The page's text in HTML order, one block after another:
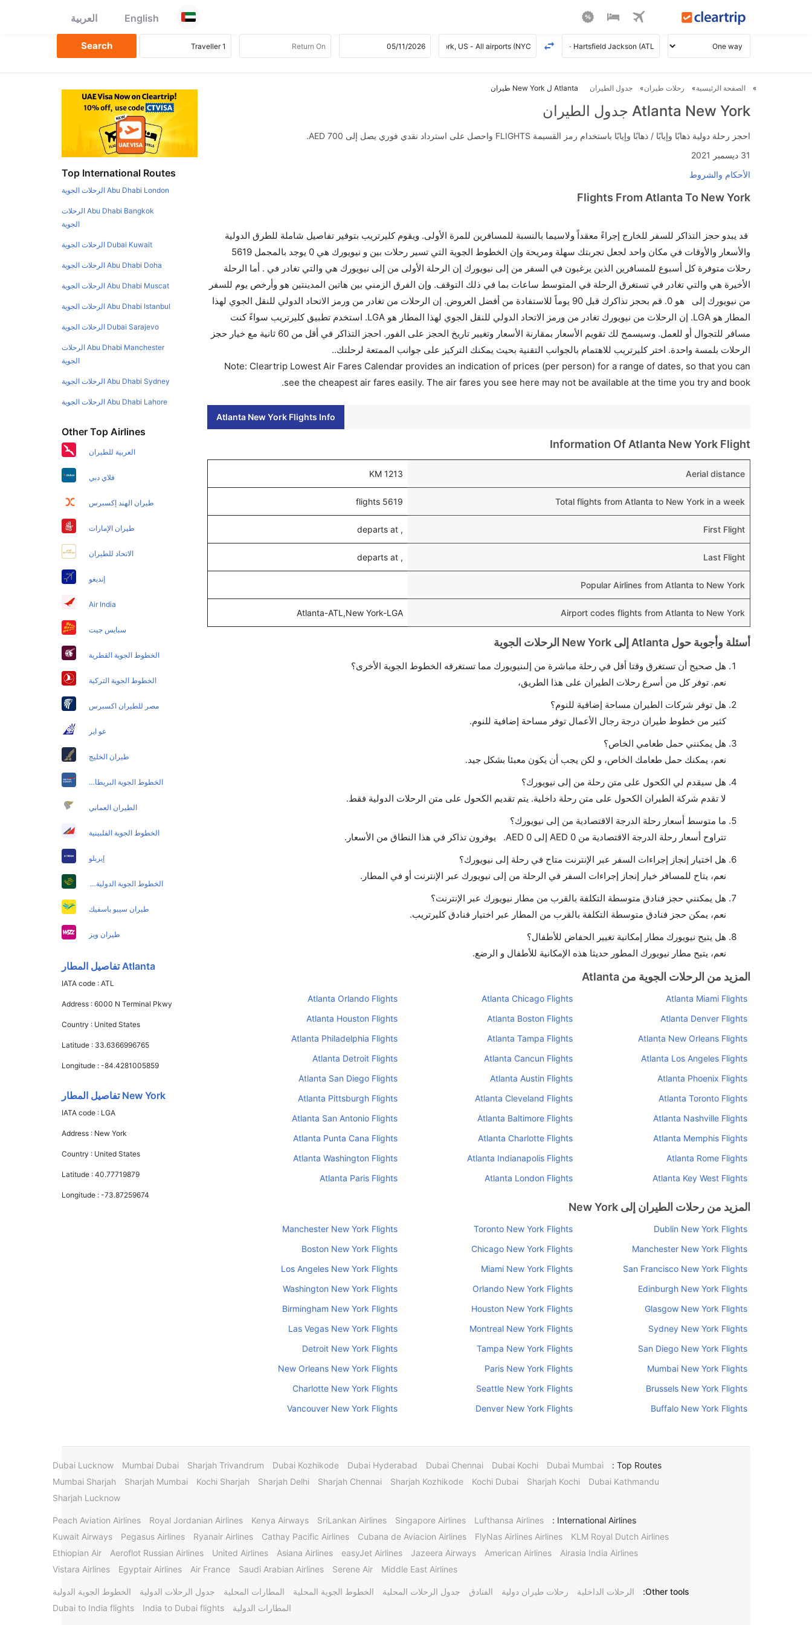
English العربية
الصفحة الرئيسية رحلات طيران جدول الطيران Atlanta ل New York طيران
Atlanta New York جدول الطيران
احجز رحلة دولية ذهابًا وإيابًا / ذهابًا وإيابًا باستخدام رمز القسيمة FLIGHTS واحصل على استرداد نقدي فوري يصل إلى AED 700.
31 ديسمبر 2021
الأحكام والشروط
Flights From Atlanta To New York
قد يبدو حجز التذاكر للسفر للخارج إجراءً معقداً ولاسيما بالنسبة للمسافرين للمرة الأولى. ويقوم كليرتريب بتوفير تفاصيل شاملة للطرق الدولية
والأسعار والأوقات في مكان واحد لجعل تجربتك سهلة ومريحة وإن الخطوط الجوية التي تسير رحلات بين و نيويورك هي 0 يوجد بالمجمل 5619
رحلات متوفرة كل أسبوع للمسافرين الذين يرغبون في السفر من إلى نيويورك إن الرحلة الأولى من إلى نيويورك هي والتي تغادر في . أما الرحلة
الأخيرة هي والتي تغادر في تستغرق الرحلة في المتوسط ساعات بما في ذلك التوقف. وإن الفرق الزمني بين هاتين المدينتين هو وأرخص يوم للسفر
من نيويورك إلى هو 0. قم بحجز تذاكرك قبل 90 يوماً للاستفادة من أفضل العروض. إن الرحلات من تغادر من ورمز الاتحاد الدولي للنقل الجوي لهذا
المطار هو LGA. إن الرحلات من نيويورك تغادر من ورمز الاتحاد الدولي للنقل الجوي لهذا المطار هو LGA. استخدم تطبيق كليرتريب سواءً كنت
مسافر للتجوال أو للعمل. وسيسمح لك تقويم الأسعار بمقارنة الأسعار وتغيير تاريخ الحجز على الفور. احجز التذاكر في أقل من 60 ثانية مع خيار حجز
الرحلات بلمسة واحدة. اختر كليرتريب للاهتمام بالجوانب التقنية بحيث يمكنك التركيز على جوانب الممتعة لرحلتك..
Note: Cleartrip Lowest Air Fares Calendar provides an indication of prices (per person) for a range of dates, so that you can
see the cheapest air fares easily. The air fares you see here may not be available at the time you try and book.
Atlanta New York Flights Info
Information Of Atlanta New York Flight
Aerial distance
1213 KM
Total flights from Atlanta to New York in a week
5619 flights
First Flight
, departs at
Last Flight
, departs at
Popular Airlines from Atlanta to New York
Airport codes flights from Atlanta to New York
Atlanta-ATL,New York-LGA
أسئلة وأجوبة حول Atlanta إلى New York الرحلات الجوية
هل صحيح أن تستغرق وقتا أقل في رحلة مباشرة من إلىنيويورك مما تستغرقه الخطوط الجوية الأخرى؟
نعم. توفر كل من أسرع رحلات الطيران على هذا الطريق،
هل توفر شركات الطيران مساحة إضافية للنوم؟
كثير من خطوط طيران درجة رجال الأعمال توفر مساحة إضافية للنوم.
هل يمكنني حمل طعامي الخاص؟
نعم، يمكنك حمل طعامك الخاص، و لكن يجب أن يكون معبئا بشكل جيد.
هل سيقدم لي الكحول على متن رحلة من إلى نيويورك؟
لا تقدم شركة الطيران الكحول على متن رحلة داخلية. يتم تقديم الكحول على متن الرحلات الدولية فقط.
ما متوسط أسعار رحلة الدرجة الاقتصادية من إلى نيويورك؟
تتراوح أسعار رحلة الدرجة الاقتصادية من AED 0 إلى AED 0. يوفرون تذاكر في هذا النطاق من الأسعار.
هل اختيار إنجاز إجراءات السفر عبر الإنترنت متاح في رحلة إلى نيويورك؟
نعم، يتاح للمسافر خيار إنجاز إجراءات السفر في الرحلة من إلى نيويورك عبر الإنترنت أو في المطار.
هل يمكنني حجز فنادق متوسطة التكلفة بالقرب من مطار نيويورك عبر الإنترنت؟
نعم، يمكن حجز فنادق متوسطة التكلفة بالقرب من المطار عبر اختيار فنادق كليرتريب.
هل يتيح نيويورك مطار إمكانية تغيير الحفاض للأطفال؟
نعم، يتيح مطار نيويورك المطور حديثا هذه الإمكانية للأطفال و الرضع.
المزيد من الرحلات الجوية من Atlanta
Atlanta Miami Flights
Atlanta Chicago Flights
Atlanta Orlando Flights
Atlanta Denver Flights
Atlanta Boston Flights
Atlanta Houston Flights
Atlanta New Orleans Flights
Atlanta Tampa Flights
Atlanta Philadelphia Flights
Atlanta Los Angeles Flights
Atlanta Cancun Flights
Atlanta Detroit Flights
Atlanta Phoenix Flights
Atlanta Austin Flights
Atlanta San Diego Flights
Atlanta Toronto Flights
Atlanta Cleveland Flights
Atlanta Pittsburgh Flights
Atlanta Nashville Flights
Atlanta Baltimore Flights
Atlanta San Antonio Flights
Atlanta Memphis Flights
Atlanta Charlotte Flights
Atlanta Punta Cana Flights
Atlanta Rome Flights
Atlanta Indianapolis Flights
Atlanta Washington Flights
Atlanta Key West Flights
Atlanta London Flights
Atlanta Paris Flights
المزيد من رحلات الطيران إلى New York
Dublin New York Flights
Toronto New York Flights
Manchester New York Flights
Manchester New York Flights
Chicago New York Flights
Boston New York Flights
San Francisco New York Flights
Miami New York Flights
Los Angeles New York Flights
Edinburgh New York Flights
Orlando New York Flights
Washington New York Flights
Glasgow New York Flights
Houston New York Flights
Birmingham New York Flights
Sydney New York Flights
Montreal New York Flights
Las Vegas New York Flights
San Diego New York Flights
Tampa New York Flights
Detroit New York Flights
Mumbai New York Flights
Paris New York Flights
New Orleans New York Flights
Brussels New York Flights
Seattle New York Flights
Charlotte New York Flights
Buffalo New York Flights
Denver New York Flights
Vancouver New York Flights
Top International Routes
Abu Dhabi London الرحلات الجوية
Abu Dhabi Bangkok الرحلات
الجوية
Dubai Kuwait الرحلات الجوية
Abu Dhabi Doha الرحلات الجوية
Abu Dhabi Muscat الرحلات الجوية
Abu Dhabi Istanbul الرحلات الجوية
Dubai Sarajevo الرحلات الجوية
Abu Dhabi Manchester الرحلات
الجوية
Abu Dhabi Sydney الرحلات الجوية
Abu Dhabi Lahore الرحلات الجوية
Other Top Airlines
العربية للطيران
فلاي دبي
طيران الهند إكسبرس
طيران الإمارات
الاتحاد للطيران
إنديغو
Air India
سبايس جيت
الخطوط الجوية القطرية
الخطوط الجوية التركية
مصر للطيران اكسبرس
غو اير
طيران الخليج
الخطوط الجوية البريطانية
الطيران العماني
الخطوط الجوية الفلبينية
إيربلو
الخطوط الجوية الدولية الباكستانية
طيران سيبو باسفيك
طيران ويز
Atlanta تفاصيل المطار
IATA code :ATL
Address :6000 N Terminal Pkwy
Country : United States
Latitude : 33.6366996765
Longitude :-84.4281005859
New York تفاصيل المطار
IATA code : LGA
Address : New York
Country : United States
Latitude :40.77719879
Longitude :-73.87259674
Top Routes :
Dubai Mumbai
Dubai Kochi
Dubai Chennai
Dubai Hyderabad
Dubai Kozhikode
Sharjah Trivandrum
Mumbai Dubai
Dubai Lucknow
Dubai Kathmandu
Sharjah Kochi
Kochi Dubai
Sharjah Kozhikode
Sharjah Chennai
Sharjah Delhi
Kochi Sharjah
Sharjah Mumbai
Mumbai Sharjah
Sharjah Lucknow
International Airlines :
Lufthansa Airlines
Singapore Airlines
SriLankan Airlines
Kenya Airways
Royal Jordanian Airlines
Peach Aviation Airlines
KLM Royal Dutch Airlines
FlyNas Airlines Airlines
Cubana de Aviacion Airlines
Cathay Pacific Airlines
Ryanair Airlines
Pegasus Airlines
Kuwait Airways
Airasia India Airlines
American Airlines
Jazeera Airways
easyJet Airlines
Asiana Airlines
United Airlines
Aeroflot Russian Airlines
Ethiopian Air
Middle East Airlines
Serene Air
Saudi Arabian Airlines
Air France
Egyptair Airlines
Vistara Airlines
Other tools: الرحلات الداخلية رحلات طيران دولية الفنادق جدول الرحلات المحلية الخطوط الجوية المحلية المطارات المحلية جدول الرحلات الدولية
الخطوط الجوية الدولية
المطارات الدولية
India to Dubai flights
Dubai to India flights